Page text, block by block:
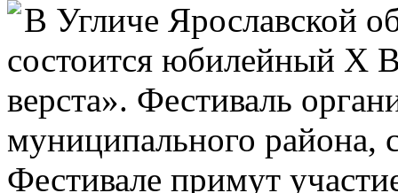
В Угличе Ярославской
состоится юбилейный X
верста». Фестиваль
муниципального
Фестивале примут